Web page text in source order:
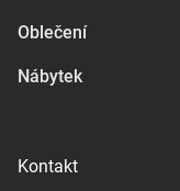
Oblečení
Nábytek
Kontakt